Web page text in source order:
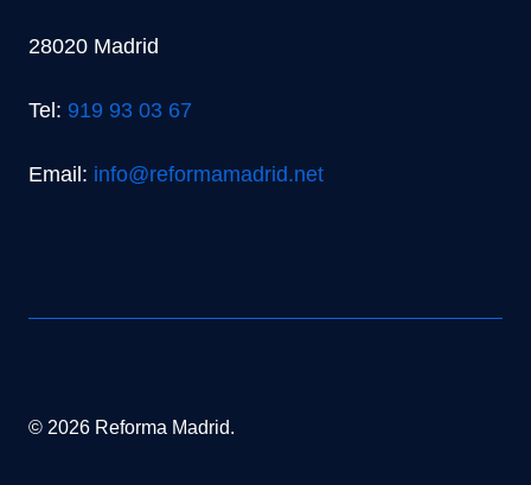
28020 Madrid
Tel: 919 93 03 67
Email: info@reformamadrid.net
© 2026 Reforma Madrid.